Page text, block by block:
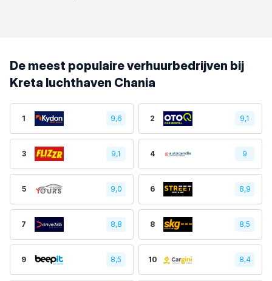
De meest populaire verhuurbedrijven bij
Kreta luchthaven Chania
1 9,6 2 9,1
3 9,1 4 9
5 9,0 6 8,9
7 8,8 8 8,5
9 8,5 10 8,4